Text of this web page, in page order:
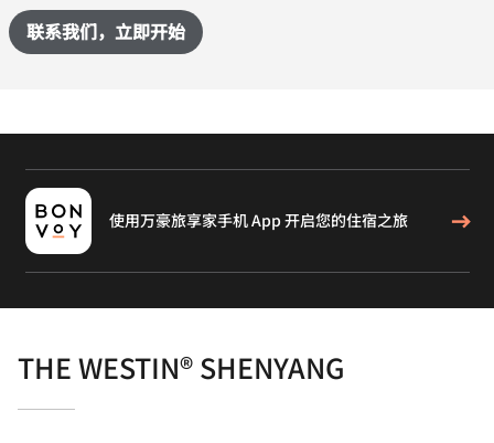
联系我们，立即开始
使用万豪旅享家手机 App 开启您的住宿之旅
THE WESTIN® SHENYANG